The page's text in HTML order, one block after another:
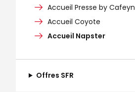
Accueil Presse by Cafeyn
Accueil Coyote
Accueil Napster
Offres SFR